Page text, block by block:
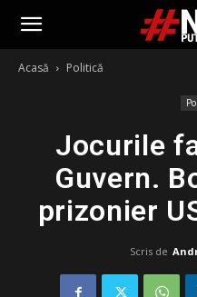
Acasă Politică
Jocurile
Guvern.
prizonier
Scris de